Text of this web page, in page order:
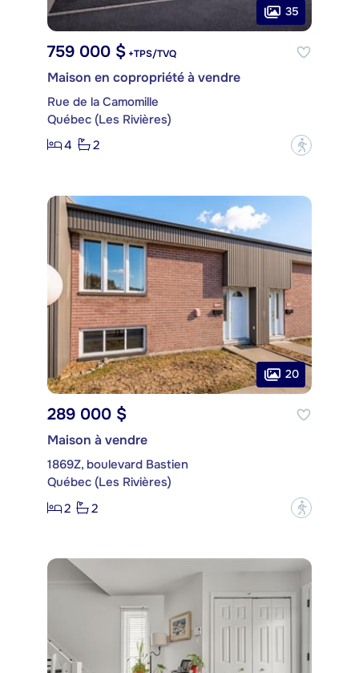
35
759 000 $ +TPS/TVQ
Maison en copropriété à vendre
Rue de la Camomille
Québec (Les Rivières)
4
2 ?
20
289 000 $
Maison à vendre
1869Z, boulevard Bastien
Québec (Les Rivières)
2
2 ?